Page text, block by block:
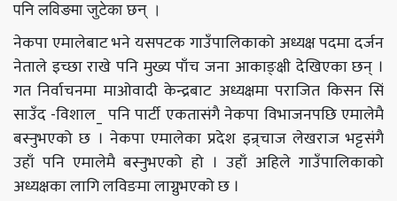
पनि लविङमा जुटेका छन् ।
नेकपा एमालेबाट भने यसपटक गाउँपालिकाको अध्यक्ष पदमा दर्जन
नेताले इच्छा राखे पनि मुख्य पाँच जना आकाङ्क्षी देखिएका छन् ।
गत निर्वाचनमा माओवादी केन्द्रबाट अध्यक्षमा पराजित किसन सिं
साउँद -विशाल_ पनि पार्टी एकतासंगै नेकपा विभाजनपछि एमालेमै
बस्नुभएको छ । नेकपा एमालेका प्रदेश इन्र्चाज लेखराज भट्टसंगै
उहाँ पनि एमालेमै बस्नुभएको हो । उहाँ अहिले गाउँपालिकाको
अध्यक्षका लागि लविङमा लाग्नुभएको छ ।